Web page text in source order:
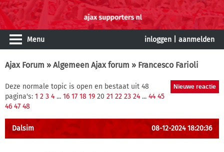
Menu inloggen aanmelden
Ajax Forum » Algemeen Ajax forum » Francesco Farioli
Deze normale topic is open en bestaat uit 48
pagina's: 1 2 3 4 ... 16 17 18 19 20 21 22 23 24 ... 44 45
46 47 48
Dalsim 08-12-2024 18:20:36